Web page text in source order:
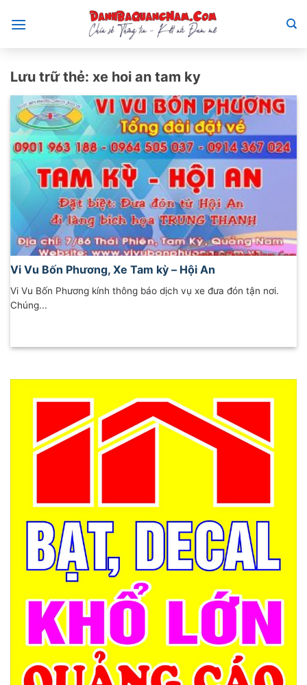
qua
Lưu trữ thẻ: xe hoi an tam ky
Vi Vu Bốn Phương, Xe Tam kỳ – Hội An
Vi Vu Bốn Phương kính thông báo dịch vụ xe đưa đón tận nơi.
Chúng...